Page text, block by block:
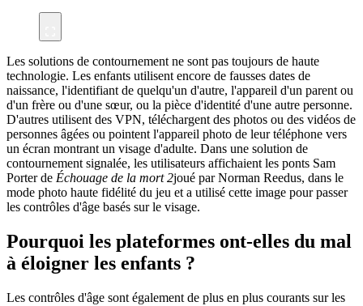
Les solutions de contournement ne sont pas toujours de haute
technologie. Les enfants utilisent encore de fausses dates de
naissance, l'identifiant de quelqu'un d'autre, l'appareil d'un parent ou
d'un frère ou d'une sœur, ou la pièce d'identité d'une autre personne.
D'autres utilisent des VPN, téléchargent des photos ou des vidéos de
personnes âgées ou pointent l'appareil photo de leur téléphone vers
un écran montrant un visage d'adulte. Dans une solution de
contournement signalée, les utilisateurs affichaient les ponts Sam
Porter de Échouage de la mort 2joué par Norman Reedus, dans le
mode photo haute fidélité du jeu et a utilisé cette image pour passer
les contrôles d'âge basés sur le visage.
Pourquoi les plateformes ont-elles du mal
à éloigner les enfants ?
Les contrôles d'âge sont également de plus en plus courants sur les